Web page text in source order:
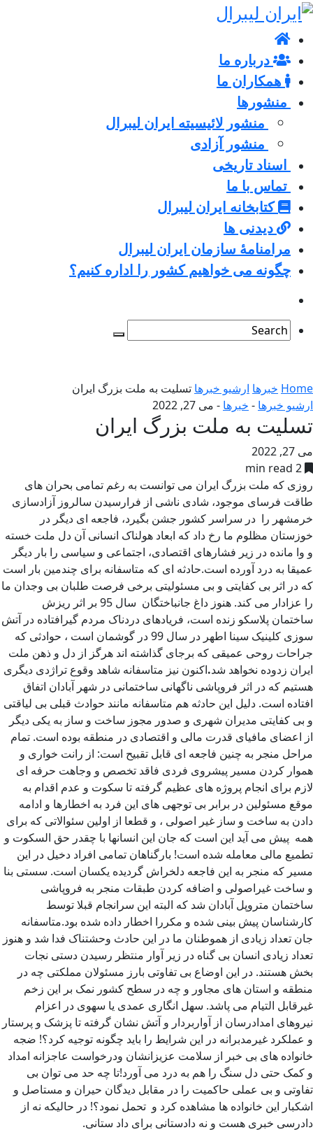
درباره ما
همکاران ما
منشورها
منشور لائیسیته ایران لیبرال
منشور آزادی
اسناد تاریخی
تماس با ما
کتابخانه ایران لیبرال
دیدنی ها
مرامنامۀ سازمان ایران لیبرال
چگونه می خواهیم کشور را اداره کنیم؟
Home خبرها ارشیو خبرها تسلیت به ملت بزرگ ایران
ارشیو خبرها - خبرها - می 27, 2022
تسلیت به ملت بزرگ ایران
می 27, 2022
2 min read
روزی که ملت بزرگ ایران می توانست به رغم تمامی بحران های
طاقت فرسای موجود، شادی ناشی از فرارسیدن سالروز آزادسازی
خرمشهر را در سراسر کشور جشن بگیرد، فاجعه ای دیگر در
خوزستان مظلوم ما رخ داد که ابعاد هولناک انسانی آن دل ملت خسته
و وا مانده در زیر فشارهای اقتصادی، اجتماعی و سیاسی را بار دیگر
عمیقا به درد آورده است.حادثه ای که متاسفانه برای چندمین بار است
که در اثر بی کفایتی و بی مسئولیتی برخی فرصت طلبان بی وجدان ما
را عزادار می کند. هنوز داغ جانباختگان سال 95 بر اثر ریزش
ساختمان پلاسکو زنده است، فریادهای دردناک مردم گیرافتاده در آتش
سوزی کلینیک سینا اطهر در سال 99 در گوشمان است ، حوادثی که
جراحات روحی عمیقی که برجای گذاشته اند هرگز از دل و ذهن ملت
ایران زدوده نخواهد شد.اکنون نیز متاسفانه شاهد وقوع تراژدی دیگری
هستیم که در اثر فروپاشی ناگهانی ساختمانی در شهر آبادان اتفاق
افتاده است. دلیل این حادثه هم متاسفانه مانند حوادث قبلی بی لیاقتی
و بی کفایتی مدیران شهری و صدور مجوز ساخت و ساز به یکی دیگر
از اعضای مافیای قدرت مالی و اقتصادی در منطقه بوده است. تمام
مراحل منجر به چنین فاجعه ای قابل تقبیح است: از رانت خواری و
هموار کردن مسیر پیشروی فردی فاقد تخصص و وجاهت حرفه ای
لازم برای انجام پروژه های عظیم گرفته تا سکوت و عدم اقدام به
موقع مسئولین در برابر بی توجهی های این فرد به اخطارها و ادامه
دادن به ساخت و ساز غیر اصولی ، و قطعا از اولین سئوالاتی که برای
همه پیش می آید این است که جان این انسانها با چقدر حق السکوت و
تطمیع مالی معامله شده است! بارگناهان تمامی افراد دخیل در این
مسیر که منجر به این فاجعه دلخراش گردیده یکسان است. سستی بنا
و ساخت غیراصولی و اضافه کردن طبقات منجر به فروپاشی
ساختمان متروپل آبادان شد که البته این سرانجام قبلا توسط
کارشناسان پیش بینی شده و مکررا اخطار داده شده بود.متاسفانه
جان تعداد زیادی از هموطنان ما در این حادث وحشتناک فدا شد و هنوز
تعداد زیادی انسان بی گناه در زیر آوار منتظر رسیدن دستی نجات
بخش هستند. در این اوضاع بی تفاوتی بارز مسئولان مملکتی چه در
منطقه و استان های مجاور و چه در سطح کشور نمک بر این زخم
غیرقابل التیام می پاشد. سهل انگاری عمدی یا سهوی در اعزام
نیروهای امدادرسان از آواربردار و آتش نشان گرفته تا پزشک و پرستار
و عملکرد غیرمدبرانه در این شرایط را باید چگونه توجیه کرد؟! ضجه
خانواده های بی خبر از سلامت عزیزانشان ودرخواست عاجزانه امداد
و کمک حتی دل سنگ را هم به درد می آورد!تا چه حد می توان بی
تفاوتی و بی عملی حاکمیت را در مقابل دیدگان حیران و مستاصل و
اشکبار این خانواده ها مشاهده کرد و تحمل نمود؟! در حالیکه نه از
دادرسی خبری هست و نه دادستانی برای داد ستانی.